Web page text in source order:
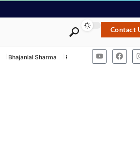
Contact
Bhajanlal Sharma Rashtriya Swayamsevak